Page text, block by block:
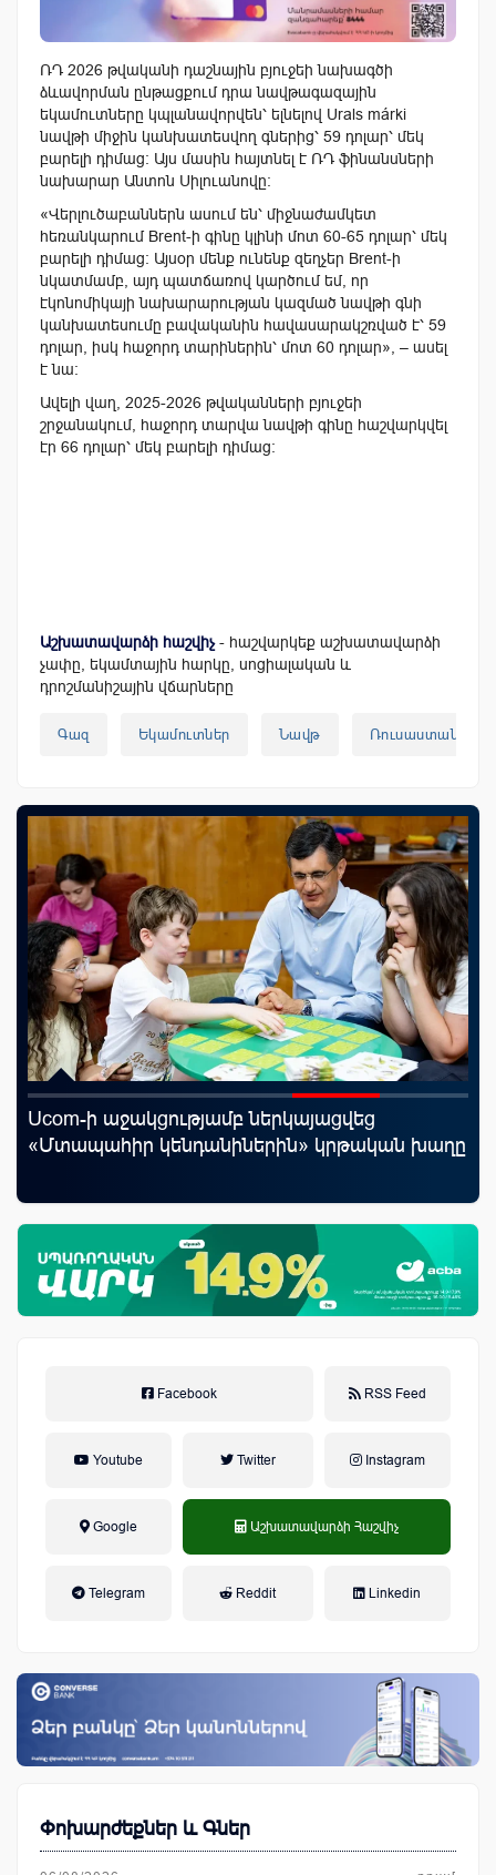
ՌԴ 2026 թվականի դաշնային բյուջեի նախագծի
ձևավորման ընթացքում դրա նավթագազային
եկամուտները կպլանավորվեն՝ ելնելով Urals márki
նավթի միջին կանխատեսվող գներից՝ 59 դոլար՝ մեկ
բարելի դիմաց։ Այս մասին հայտնել է ՌԴ ֆինանսների
նախարար Անտոն Սիլուանովը:
«Վերլուծաբաններն ասում են՝ միջնաժամկետ
հեռանկարում Brent-ի գինը կլինի մոտ 60-65 դոլար՝ մեկ
բարելի դիմաց։ Այսօր մենք ունենք զեղչեր Brent-ի
նկատմամբ, այդ պատճառով կարծում եմ, որ
էկոնոմիկայի նախարարության կազմած նավթի գնի
կանխատեսումը բավականին հավասարակշռված է՝ 59
դոլար, իսկ հաջորդ տարիներին՝ մոտ 60 դոլար», – ասել
է նա։
Ավելի վաղ, 2025-2026 թվականների բյուջեի
շրջանակում, հաջորդ տարվա նավթի գինը հաշվարկվել
էր 66 դոլար՝ մեկ բարելի դիմաց։
Աշխատավարձի հաշվիչ - հաշվարկեք աշխատավարձի
չափը, եկամտային հարկը, սոցիալական և
դրոշմանիշային վճարները
Գազ Եկամուտներ Նավթ Ռուսաստան
Ucom-ի աջակցությամբ ներկայացվեց
«Մտապահիր կենդանիներին» կրթական խաղը
Facebook RSS Feed
Youtube Twitter Instagram
Google Աշխատավարձի Հաշվիչ
Telegram Reddit Linkedin
Փոխարժեքներ և Գներ